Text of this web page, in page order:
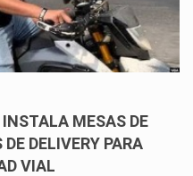
MESAS DE
DELIVERY PARA
VIAL